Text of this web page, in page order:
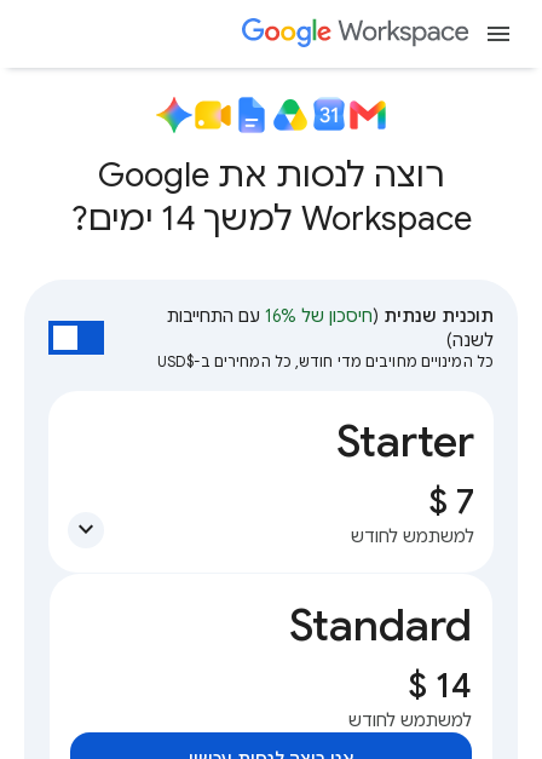
menu
רוצה לנסות את Google
Workspace למשך 14 ימים?
תוכנית שנתית (חיסכון של 16%
עם התחייבות
לשנה)
כל המינויים מחויבים מדי חודש, כל המחירים ב-$USD
Starter
למשתמש לחודש expand_more
Standard
למשתמש לחודש